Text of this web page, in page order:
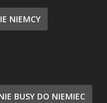
NIEMCY
BUSY DO NIEMIEC